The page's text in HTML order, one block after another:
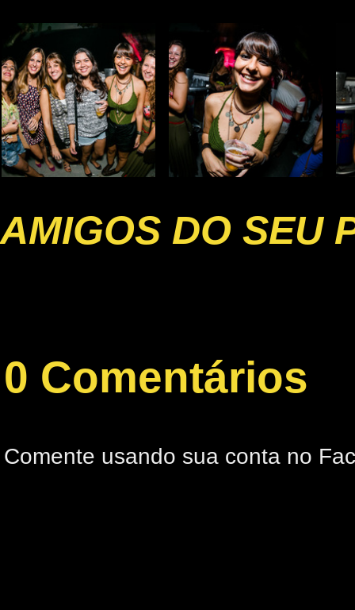
AMIGOS DO SEU
0 Comentários
Comente usando sua conta no